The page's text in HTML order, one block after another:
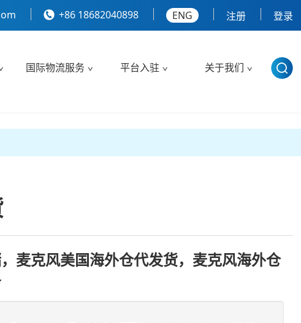
+86 18682040898 ENG 注册 登录
国际物流服务 平台入驻 关于我们
麦克风美国海外仓代发货，麦克风海外仓